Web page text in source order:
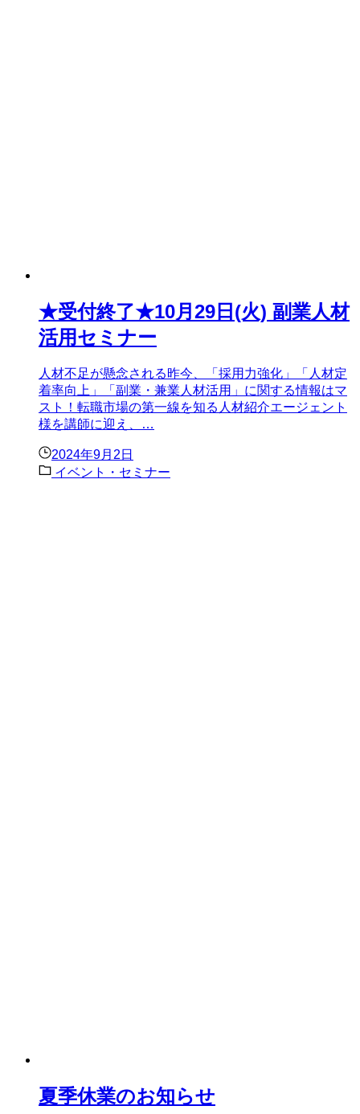
★受付終了★10月29日(火) 副業人材
活用セミナー
人材不足が懸念される昨今、「採用力強化」「人材定
着率向上」「副業・兼業人材活用」に関する情報はマ
スト！転職市場の第一線を知る人材紹介エージェント
様を講師に迎え、…
2024年9月2日
イベント・セミナー
夏季休業のお知らせ